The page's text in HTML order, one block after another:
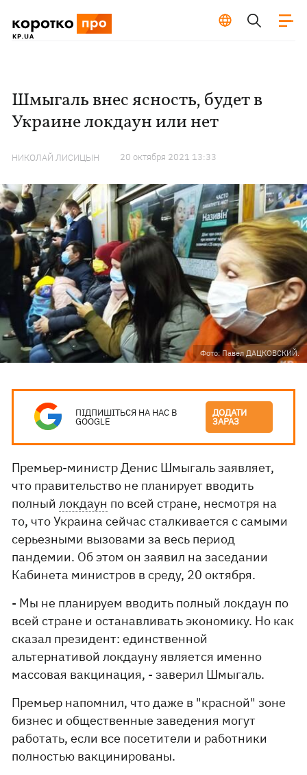
Шмыгаль внес ясность, будет в
Украине локдаун или нет
НИКОЛАЙ ЛИСИЦЫН 20 октября 2021 13:33
Фото: Павел ДАЦКОВСКИЙ.
ПІДПИШІТЬСЯ НА НАС В
GOOGLE
ДОДАТИ
ЗАРАЗ
Премьер-министр Денис Шмыгаль заявляет,
что правительство не планирует вводить
полныйлокдаун по всей стране, несмотря на
то, что Украина сейчас сталкивается с самыми
серьезными вызовами за весь период
пандемии. Об этом он заявил на заседании
Кабинета министров в среду, 20 октября.
- Мы не планируем вводить полный локдаун по
всей стране и останавливать экономику. Но как
сказал президент: единственной
альтернативой локдауну является именно
массовая вакцинация, - заверил Шмыгаль.
Премьер напомнил, что даже в "красной" зоне
бизнес и общественные заведения могут
работать, если все посетители и работники
полностью вакцинированы.